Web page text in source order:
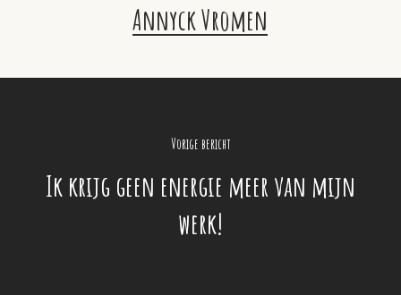
Annyck Vromen
Vorige bericht
Ik krijg geen energie meer van mijn
werk!